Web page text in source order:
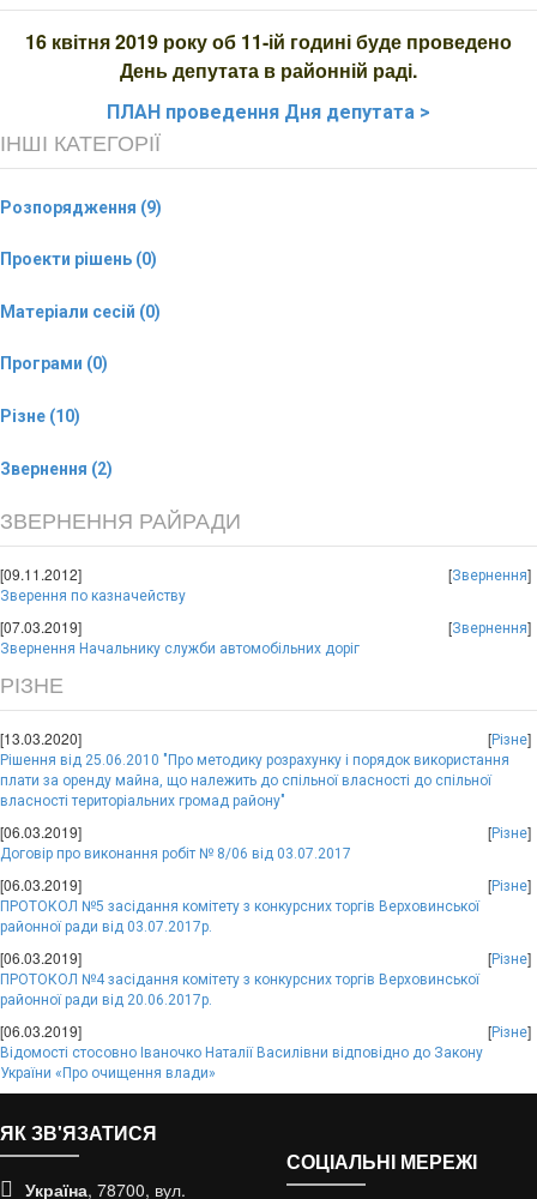
16 квітня 2019 року об 11-ій годині буде проведено
День депутата в районній раді.
ПЛАН проведення Дня депутата >
ІНШІ КАТЕГОРІЇ
Розпорядження (9)
Проекти рішень (0)
Матеріали сесій (0)
Програми (0)
Різне (10)
Звернення (2)
ЗВЕРНЕННЯ РАЙРАДИ
[09.11.2012] [Звернення]
Зверення по казначейству
[07.03.2019] [Звернення]
Звернення Начальнику служби автомобільних доріг
РІЗНЕ
[13.03.2020] [Різне]
Рішення від 25.06.2010 "Про методику розрахунку і порядок використання
плати за оренду майна, що належить до спільної власності до спільної
власності територіальних громад району"
[06.03.2019] [Різне]
Договір про виконання робіт № 8/06 від 03.07.2017
[06.03.2019] [Різне]
ПРОТОКОЛ №5 засідання комітету з конкурсних торгів Верховинської
районної ради від 03.07.2017р.
[06.03.2019] [Різне]
ПРОТОКОЛ №4 засідання комітету з конкурсних торгів Верховинської
районної ради від 20.06.2017р.
[06.03.2019] [Різне]
Відомості стосовно Іваночко Наталії Василівни відповідно до Закону
України «Про очищення влади»
ЯК ЗВ'ЯЗАТИСЯ
Україна, 78700, вул.
СОЦІАЛЬНІ МЕРЕЖІ